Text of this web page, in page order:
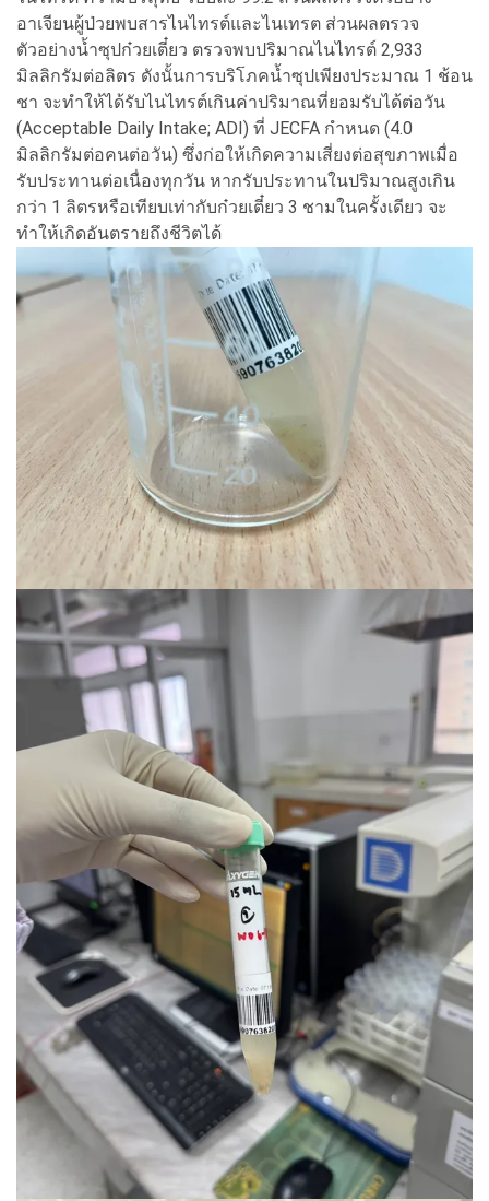
อาเจียนผู้ป่วยพบสารไนไทรต์และไนเทรต ส่วนผลตรวจ
ตัวอย่างน้ำซุปก๋วยเตี๋ยว ตรวจพบปริมาณไนไทรต์ 2,933
มิลลิกรัมต่อลิตร ดังนั้นการบริโภคน้ำซุปเพียงประมาณ 1 ช้อน
ชา จะทำให้ได้รับไนไทรต์เกินค่าปริมาณที่ยอมรับได้ต่อวัน
(Acceptable Daily Intake; ADI) ที่ JECFA กำหนด (4.0
มิลลิกรัมต่อคนต่อวัน) ซึ่งก่อให้เกิดความเสี่ยงต่อสุขภาพเมื่อ
รับประทานต่อเนื่องทุกวัน หากรับประทานในปริมาณสูงเกิน
กว่า 1 ลิตรหรือเทียบเท่ากับก๋วยเตี๋ยว 3 ชามในครั้งเดียว จะ
ทำให้เกิดอันตรายถึงชีวิตได้